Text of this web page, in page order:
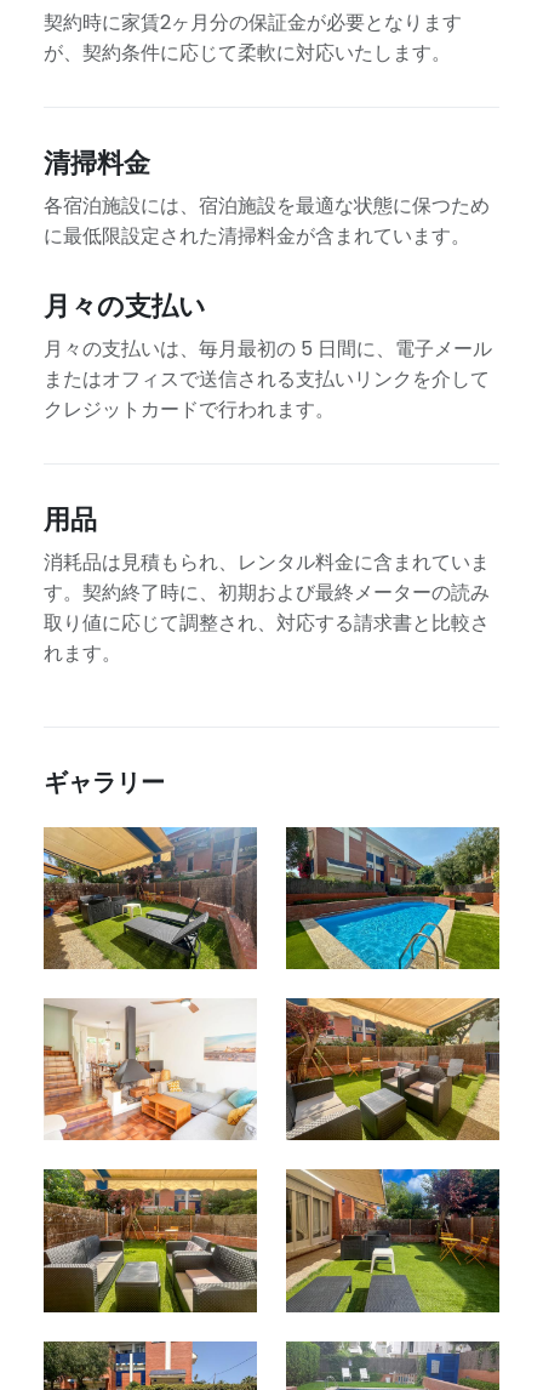
契約時に家賃2ヶ月分の保証金が必要となります
が、契約条件に応じて柔軟に対応いたします。
清掃料金
各宿泊施設には、宿泊施設を最適な状態に保つため
に最低限設定された清掃料金が含まれています。
月々の支払い
月々の支払いは、毎月最初の 5 日間に、電子メール
またはオフィスで送信される支払いリンクを介して
クレジットカードで行われます。
用品
消耗品は見積もられ、レンタル料金に含まれていま
す。契約終了時に、初期および最終メーターの読み
取り値に応じて調整され、対応する請求書と比較さ
れます。
ギャラリー